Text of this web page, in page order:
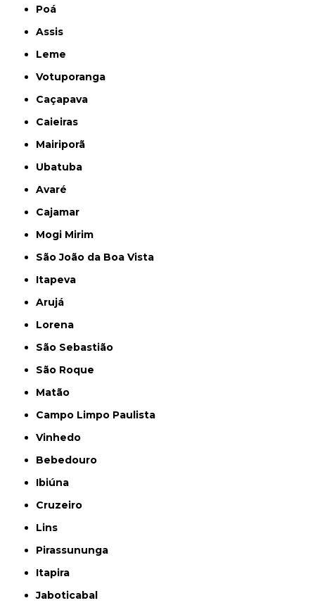
Poá
Assis
Leme
Votuporanga
Caçapava
Caieiras
Mairiporã
Ubatuba
Avaré
Cajamar
Mogi Mirim
São João da Boa Vista
Itapeva
Arujá
Lorena
São Sebastião
São Roque
Matão
Campo Limpo Paulista
Vinhedo
Bebedouro
Ibiúna
Cruzeiro
Lins
Pirassununga
Itapira
Jaboticabal